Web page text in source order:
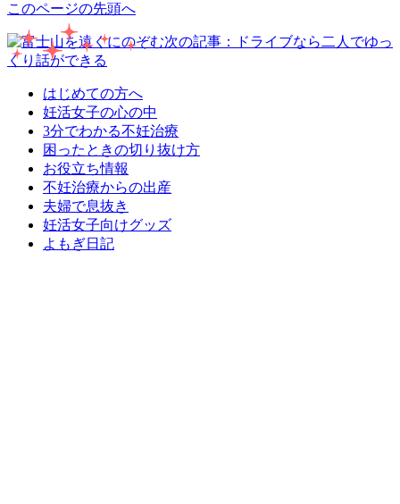
このページの先頭へ
次の記事：ドライブなら二人でゆっ
くり話ができる
はじめての方へ
妊活女子の心の中
3分でわかる不妊治療
困ったときの切り抜け方
お役立ち情報
不妊治療からの出産
夫婦で息抜き
妊活女子向けグッズ
よもぎ日記